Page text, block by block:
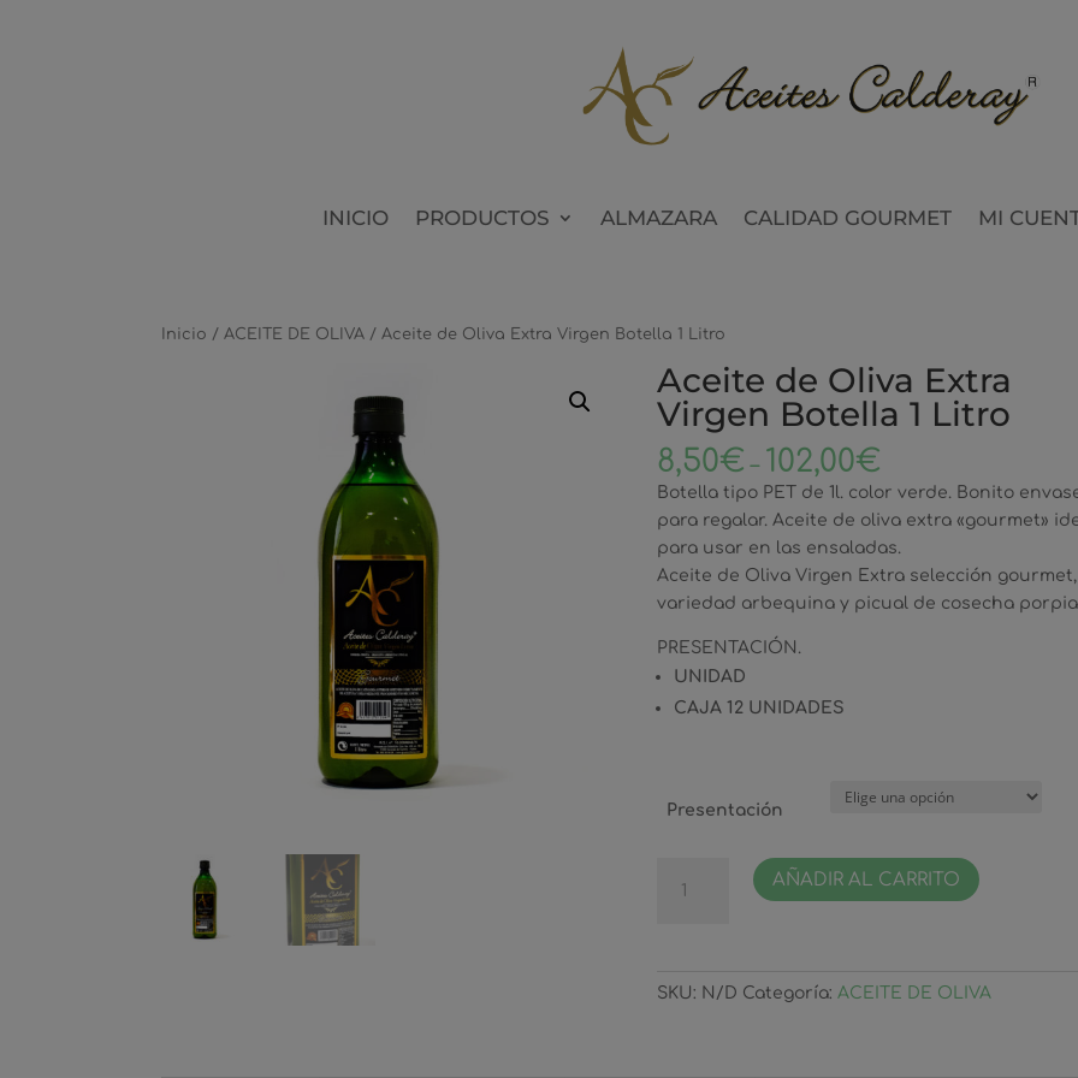
INICIO PRODUCTOS ALMAZARA CALIDAD GOURMET MI
Inicio /ACEITE DE OLIVA / Aceite de Oliva Extra Virgen Botella 1 Litro
Aceite de Oliva Extra
Virgen Botella 1 Litro
8,50€ – 102,00€
Botella tipo PET de 1l. color verde. Bonito
para regalar. Aceite de oliva extra «gourmet»
para usar en las ensaladas.
Aceite de Oliva Virgen Extra selección gourmet,
variedad arbequina y picual de cosecha
PRESENTACIÓN.
UNIDAD
CAJA 12 UNIDADES
Presentación
Virgen
AÑADIR AL CARRITO
SKU: N/D Categoría:ACEITE DE OLIVA